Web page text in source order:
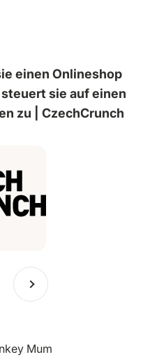
einen Onlineshop
sie auf einen
zu | CzechCrunch
Eintrag 1 springen
Eintrag 2 springen
Zu Eintrag 3 springen
Weiter
Mum